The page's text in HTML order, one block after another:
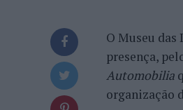
O Museu
presença,
Automobilia
organização